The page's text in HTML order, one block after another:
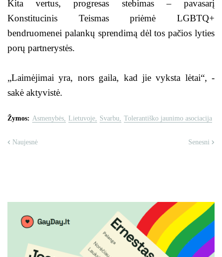
Kita vertus, progresas stebimas – pavasarį
Konstitucinis Teismas priėmė LGBTQ+
bendruomenei palankų sprendimą dėl tos pačios lyties
porų partnerystės.
„Laimėjimai yra, nors gaila, kad jie vyksta lėtai“, -
sakė aktyvistė.
Žymos: Asmenybės Lietuvoje Svarbu Tolerantiško jaunimo asociacija
Naujesnė Senesni